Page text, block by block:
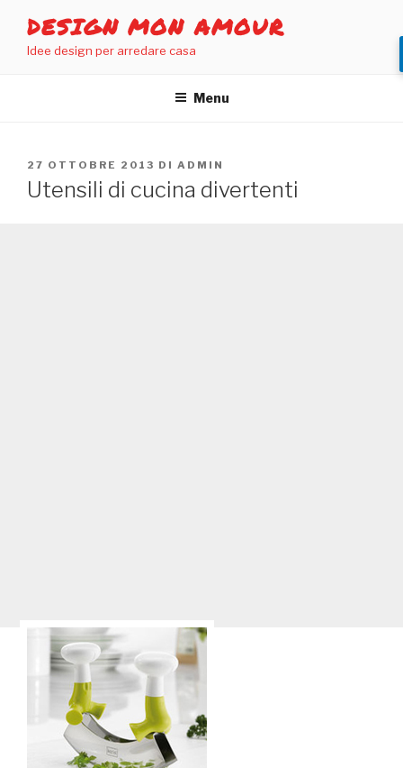
contenuto
DESIGN MON AMOUR
Idee design per arredare casa
Menu
PUBBLICATO
IL
27 OTTOBRE 2013 DI ADMIN
Utensili di cucina divertenti